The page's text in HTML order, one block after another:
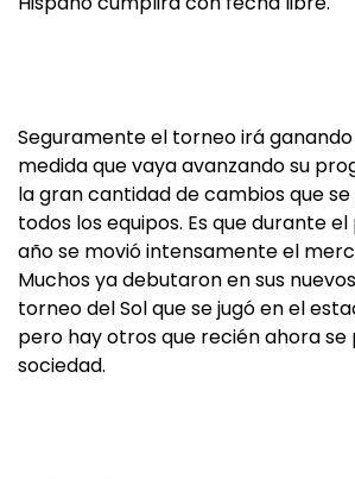
Seguramente el torneo irá
medida que vaya avanzando su
la gran cantidad de cambios que
todos los equipos. Es que durante
año se movió intensamente el
Muchos ya debutaron en sus
torneo del Sol que se jugó en el
pero hay otros que recién ahora
sociedad.